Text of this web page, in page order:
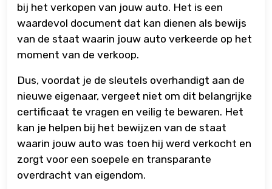
bij het verkopen van jouw auto. Het is een
waardevol document dat kan dienen als bewijs
van de staat waarin jouw auto verkeerde op het
moment van de verkoop.
Dus, voordat je de sleutels overhandigt aan de
nieuwe eigenaar, vergeet niet om dit belangrijke
certificaat te vragen en veilig te bewaren. Het
kan je helpen bij het bewijzen van de staat
waarin jouw auto was toen hij werd verkocht en
zorgt voor een soepele en transparante
overdracht van eigendom.